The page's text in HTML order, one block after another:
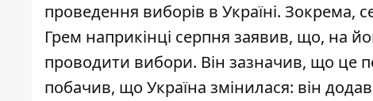
проведення виборів в Україні. Зокрема,
Грем наприкінці серпня заявив, що, на
проводити вибори. Він зазначив, що це
побачив, що Україна змінилася: він